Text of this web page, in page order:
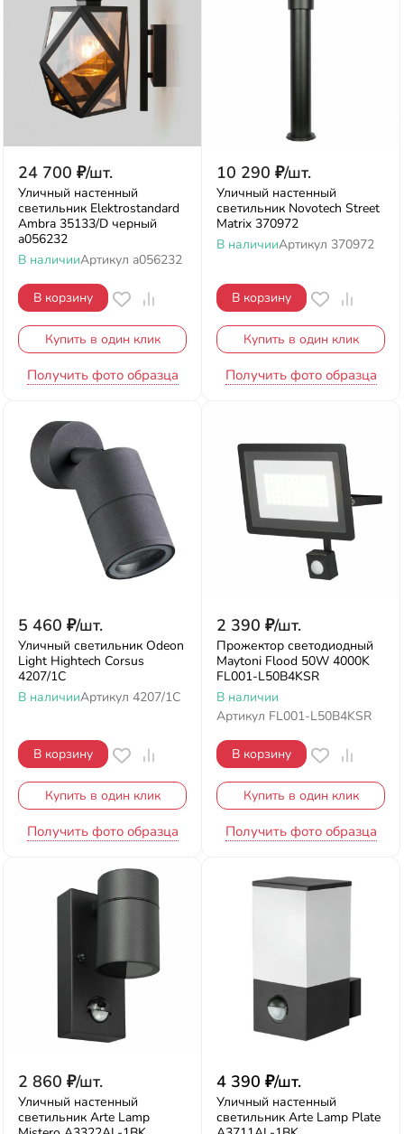
24 700 ₽/шт.
Уличный настенный
светильник Elektrostandard
Ambra 35133/D черный
a056232
В наличииАртикул a056232
В корзину
Купить в один клик
Получить фото образца
10 290 ₽/шт.
Уличный настенный
светильник Novotech Street
Matrix 370972
В наличииАртикул 370972
В корзину
Купить в один клик
Получить фото образца
5 460 ₽/шт.
Уличный светильник Odeon
Light Hightech Corsus
4207/1C
В наличииАртикул 4207/1C
В корзину
Купить в один клик
Получить фото образца
2 390 ₽/шт.
Прожектор светодиодный
Maytoni Flood 50W 4000K
FL001-L50B4KSR
В наличии
Артикул FL001-L50B4KSR
В корзину
Купить в один клик
Получить фото образца
2 860 ₽/шт.
Уличный настенный
светильник Arte Lamp
4 390 ₽/шт.
Уличный настенный
светильник Arte Lamp Plate